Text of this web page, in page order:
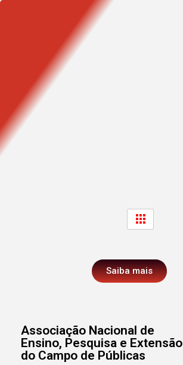
Saiba mais
Associação Nacional de
Ensino, Pesquisa e Extensão
do Campo de Públicas